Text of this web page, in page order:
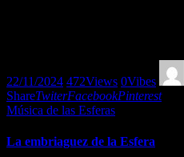
22/11/2024 472Views 0Vibes
ShareTwiterFacebookPinterest
Música de las Esferas
La embriaguez de la Esfera